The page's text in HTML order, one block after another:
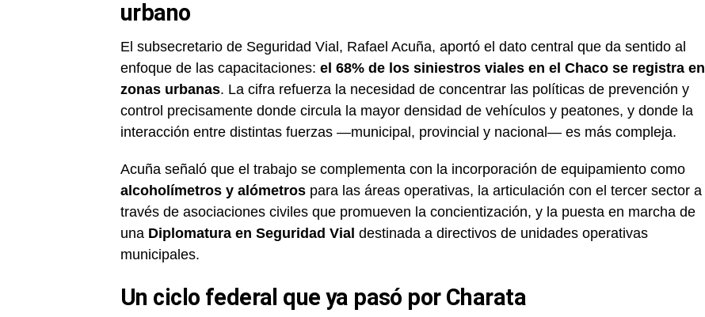
urbano
El subsecretario de Seguridad Vial, Rafael Acuña, aportó el dato central que da sentido al
enfoque de las capacitaciones: el 68% de los siniestros viales en el Chaco se registra en
zonas urbanas. La cifra refuerza la necesidad de concentrar las políticas de prevención y
control precisamente donde circula la mayor densidad de vehículos y peatones, y donde la
interacción entre distintas fuerzas —municipal, provincial y nacional— es más compleja.
Acuña señaló que el trabajo se complementa con la incorporación de equipamiento como
alcoholímetros y alómetros para las áreas operativas, la articulación con el tercer sector a
través de asociaciones civiles que promueven la concientización, y la puesta en marcha de
una Diplomatura en Seguridad Vial destinada a directivos de unidades operativas
municipales.
Un ciclo federal que ya pasó por Charata